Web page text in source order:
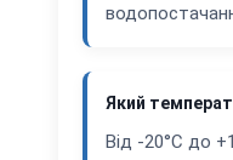
Який
Від -20°C до